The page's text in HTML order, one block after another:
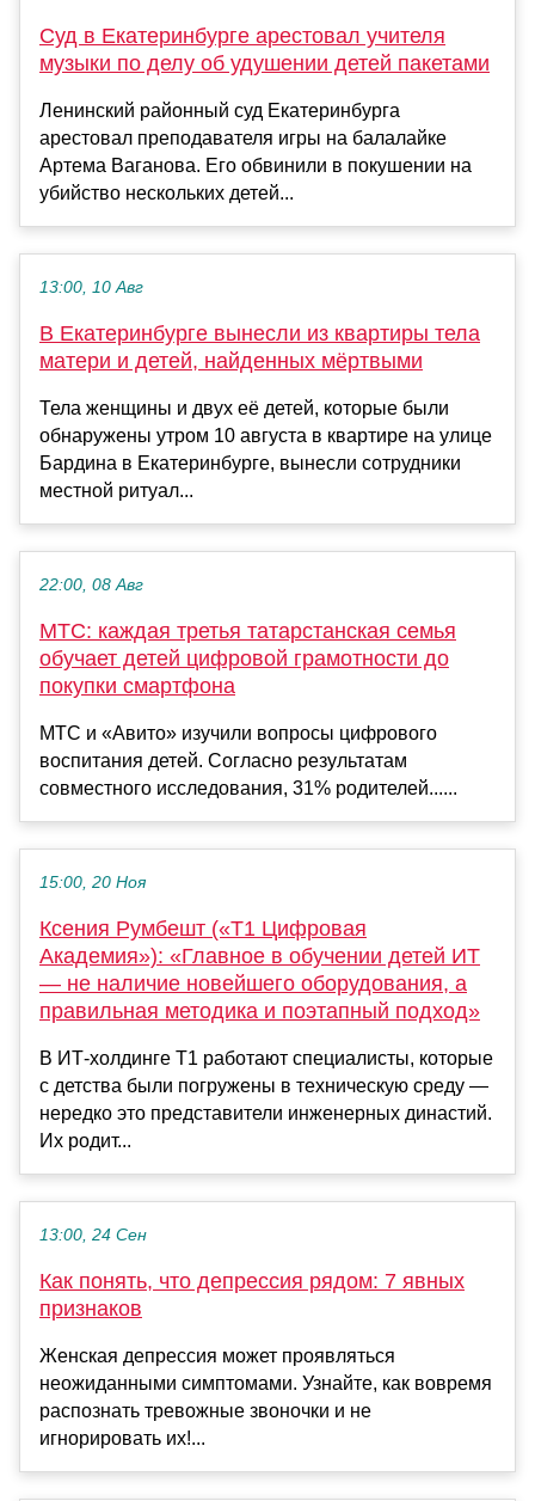
Суд в Екатеринбурге арестовал учителя
музыки по делу об удушении детей пакетами
Ленинский районный суд Екатеринбурга
арестовал преподавателя игры на балалайке
Артема Ваганова. Его обвинили в покушении на
убийство нескольких детей...
13:00, 10 Авг
В Екатеринбурге вынесли из квартиры тела
матери и детей, найденных мёртвыми
Тела женщины и двух её детей, которые были
обнаружены утром 10 августа в квартире на улице
Бардина в Екатеринбурге, вынесли сотрудники
местной ритуал...
22:00, 08 Авг
МТС: каждая третья татарстанская семья
обучает детей цифровой грамотности до
покупки смартфона
МТС и «Авито» изучили вопросы цифрового
воспитания детей. Согласно результатам
совместного исследования, 31% родителей......
15:00, 20 Ноя
Ксения Румбешт («Т1 Цифровая
Академия»): «Главное в обучении детей ИТ
— не наличие новейшего оборудования, а
правильная методика и поэтапный подход»
В ИТ-холдинге Т1 работают специалисты, которые
с детства были погружены в техническую среду —
нередко это представители инженерных династий.
Их родит...
13:00, 24 Сен
Как понять, что депрессия рядом: 7 явных
признаков
Женская депрессия может проявляться
неожиданными симптомами. Узнайте, как вовремя
распознать тревожные звоночки и не
игнорировать их!...